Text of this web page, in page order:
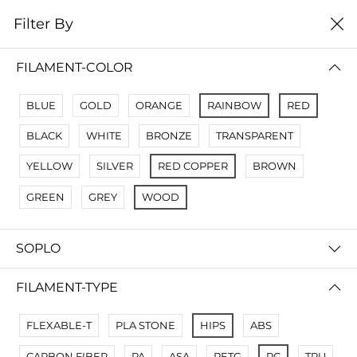
0
No Results
Not Found Filters1
Not Found Filters2
Filter By
FILAMENT-COLOR
BLUE GOLD ORANGE RAINBOW RED
BLACK WHITE BRONZE TRANSPARENT
YELLOW SILVER RED COPPER BROWN
GREEN GREY WOOD
SOPLO
FILAMENT-TYPE
FLEXABLE-T PLA STONE HIPS ABS